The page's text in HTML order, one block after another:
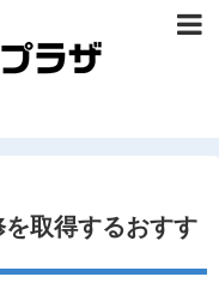
取得するおすす